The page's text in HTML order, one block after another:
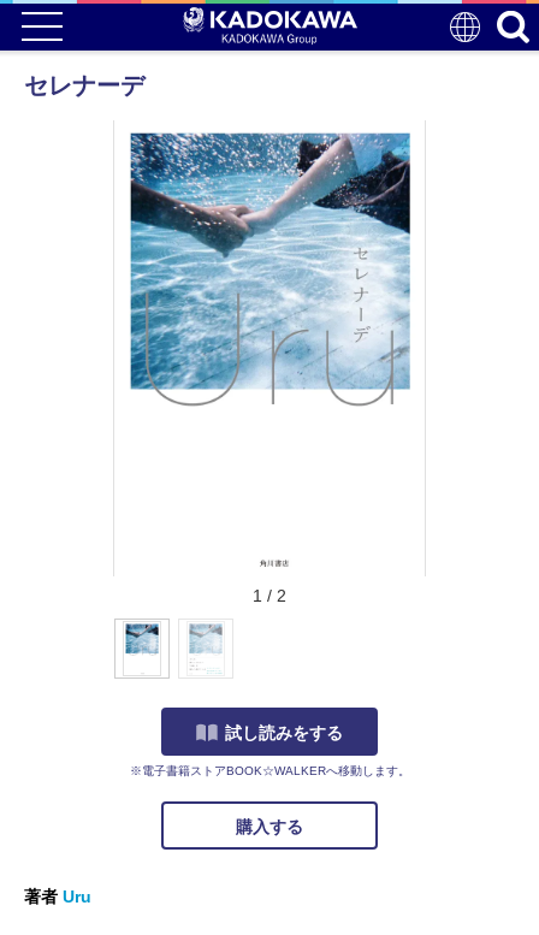
セレナーデ
1 / 2
試し読みをする
※電子書籍ストアBOOK☆WALKERへ移動します。
購入する
著者 Uru